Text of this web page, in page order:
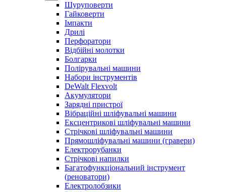
Шуруповерти
Гайковерти
Імпакти
Дрилі
Перфоратори
Відбійні молотки
Болгарки
Полірувальні машини
Набори інструментів
DeWalt Flexvolt
Акумулятори
Зарядні пристрої
Вібраційні шліфувальні машини
Ексцентрикові шліфувальні машини
Стрічкові шліфувальні машини
Прямошліфувальні машини (гравери)
Електрорубанки
Стрічкові напилки
Багатофункціональний інструмент
(реноватори)
Електролобзики